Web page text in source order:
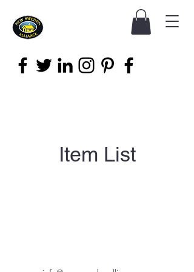
Item List